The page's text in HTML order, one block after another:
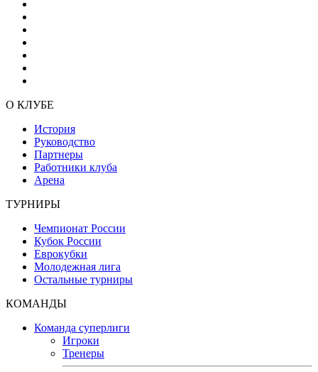
О КЛУБЕ
История
Руководство
Партнеры
Работники клуба
Арена
ТУРНИРЫ
Чемпионат России
Кубок России
Еврокубки
Молодежная лига
Остальные турниры
КОМАНДЫ
Команда суперлиги
Игроки
Тренеры